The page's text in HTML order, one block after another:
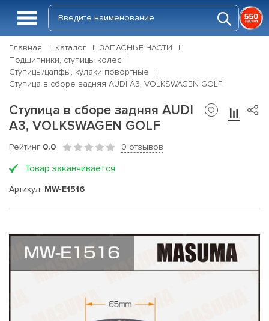
Главная Каталог
ЗАПАСНЫЕ ЧАСТИ
Подшипники, ступицы колес
Ступицы/цапфы, кулаки повортные
Ступица в сборе задняя AUDI A3, VOLKSWAGEN GOLF
Ступица в сборе задняя AUDI
A3, VOLKSWAGEN GOLF
Рейтинг 0.0 0 отзывов
Товар заканчивается
Артикул: MW-E1516